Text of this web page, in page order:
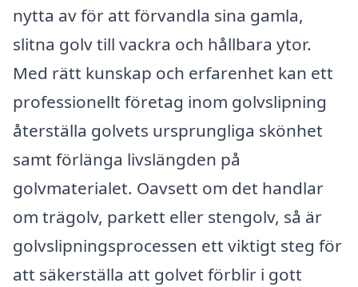
nytta av för att förvandla sina gamla,
slitna golv till vackra och hållbara ytor.
Med rätt kunskap och erfarenhet kan ett
professionellt företag inom golvslipning
återställa golvets ursprungliga skönhet
samt förlänga livslängden på
golvmaterialet. Oavsett om det handlar
om trägolv, parkett eller stengolv, så är
golvslipningsprocessen ett viktigt steg för
att säkerställa att golvet förblir i gott